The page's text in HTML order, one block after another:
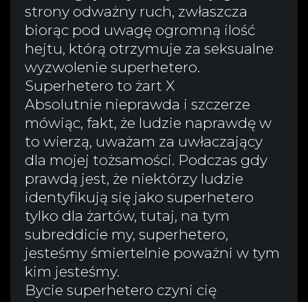
strony odważny ruch, zwłaszcza
biorąc pod uwagę ogromną ilość
hejtu, którą otrzymuje za seksualne
wyzwolenie superhetero.
Superhetero to żart X
Absolutnie nieprawda i szczerze
mówiąc, fakt, że ludzie naprawdę w
to wierzą, uważam za uwłaczający
dla mojej tożsamości. Podczas gdy
prawdą jest, że niektórzy ludzie
identyfikują się jako superhetero
tylko dla żartów, tutaj, na tym
subreddicie my, superhetero,
jesteśmy śmiertelnie poważni w tym
kim jesteśmy.
Bycie superhetero czyni cię